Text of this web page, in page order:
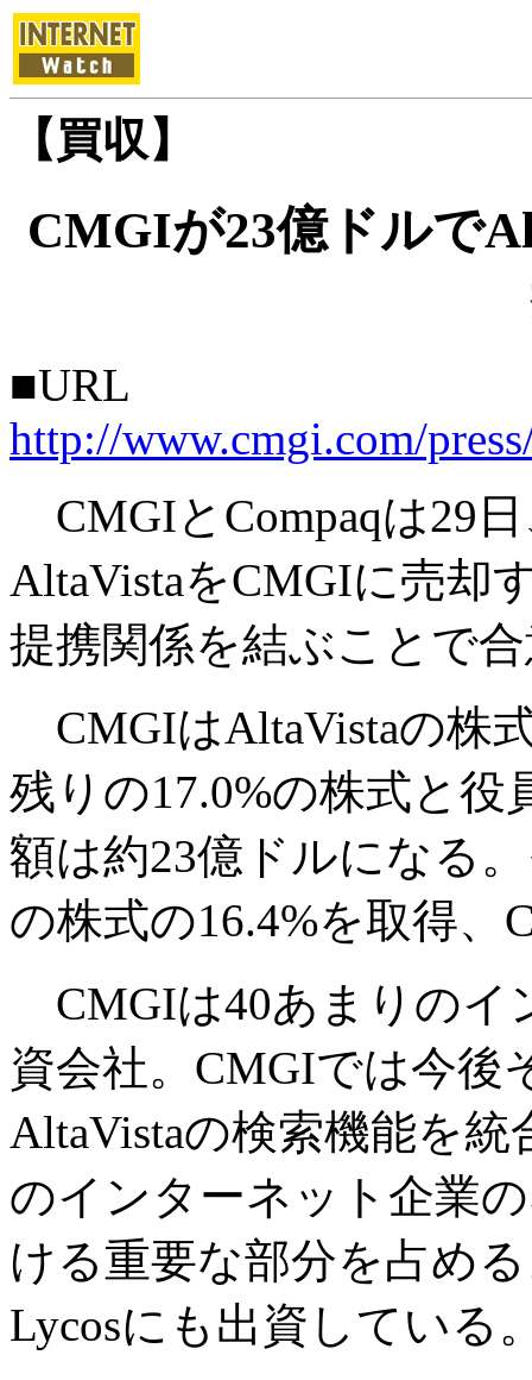
【買収】
CMGIが23億ドルで
■URL
http://www.cmgi.com/
CMGIとCompaqは29
AltaVistaをCMGIに売却
提携関係を結ぶことで
CMGIはAltaVistaの株
残りの17.0%の株式と
額は約23億ドルになる
の株式の16.4%を取得
CMGIは40あまりのイ
資会社。CMGIでは今後
AltaVistaの検索機能を
のインターネット企業
ける重要な部分を占め
Lycosにも出資している